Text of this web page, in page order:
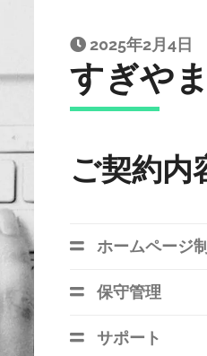
2025年2月4日
すぎや
ご契約内
ホームページ
保守管理
サポート